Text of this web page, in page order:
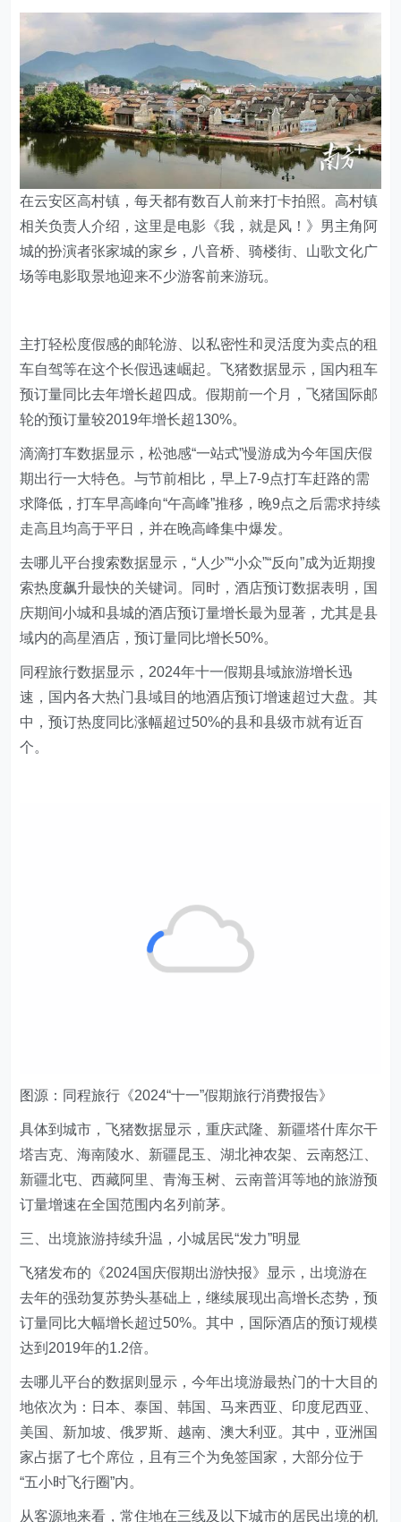
在云安区高村镇，每天都有数百人前来打卡拍照。高村镇
相关负责人介绍，这里是电影《我，就是风！》男主角阿
城的扮演者张家城的家乡，八音桥、骑楼街、山歌文化广
场等电影取景地迎来不少游客前来游玩。
主打轻松度假感的邮轮游、以私密性和灵活度为卖点的租
车自驾等在这个长假迅速崛起。飞猪数据显示，国内租车
预订量同比去年增长超四成。假期前一个月，飞猪国际邮
轮的预订量较2019年增长超130%。
滴滴打车数据显示，松弛感“一站式”慢游成为今年国庆假
期出行一大特色。与节前相比，早上7-9点打车赶路的需
求降低，打车早高峰向“午高峰”推移，晚9点之后需求持续
走高且均高于平日，并在晚高峰集中爆发。
去哪儿平台搜索数据显示，“人少”“小众”“反向”成为近期搜
索热度飙升最快的关键词。同时，酒店预订数据表明，国
庆期间小城和县城的酒店预订量增长最为显著，尤其是县
域内的高星酒店，预订量同比增长50%。
同程旅行数据显示，2024年十一假期县域旅游增长迅
速，国内各大热门县域目的地酒店预订增速超过大盘。其
中，预订热度同比涨幅超过50%的县和县级市就有近百
个。
图源：同程旅行《2024“十一”假期旅行消费报告》
具体到城市，飞猪数据显示，重庆武隆、新疆塔什库尔干
塔吉克、海南陵水、新疆昆玉、湖北神农架、云南怒江、
新疆北屯、西藏阿里、青海玉树、云南普洱等地的旅游预
订量增速在全国范围内名列前茅。
三、出境旅游持续升温，小城居民“发力”明显
飞猪发布的《2024国庆假期出游快报》显示，出境游在
去年的强劲复苏势头基础上，继续展现出高增长态势，预
订量同比大幅增长超过50%。其中，国际酒店的预订规模
达到2019年的1.2倍。
去哪儿平台的数据则显示，今年出境游最热门的十大目的
地依次为：日本、泰国、韩国、马来西亚、印度尼西亚、
美国、新加坡、俄罗斯、越南、澳大利亚。其中，亚洲国
家占据了七个席位，且有三个为免签国家，大部分位于
“五小时飞行圈”内。
从客源地来看，常住地在三线及以下城市的居民出境的机